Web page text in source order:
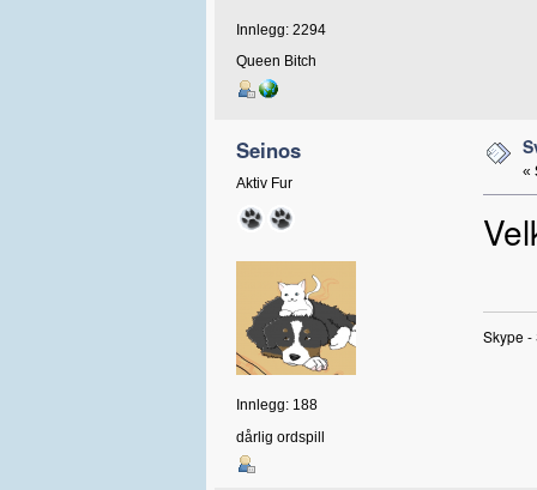
Innlegg: 2294
Queen Bitch
Seinos
Aktiv Fur
Innlegg: 188
dårlig ordspill
«
Skype -